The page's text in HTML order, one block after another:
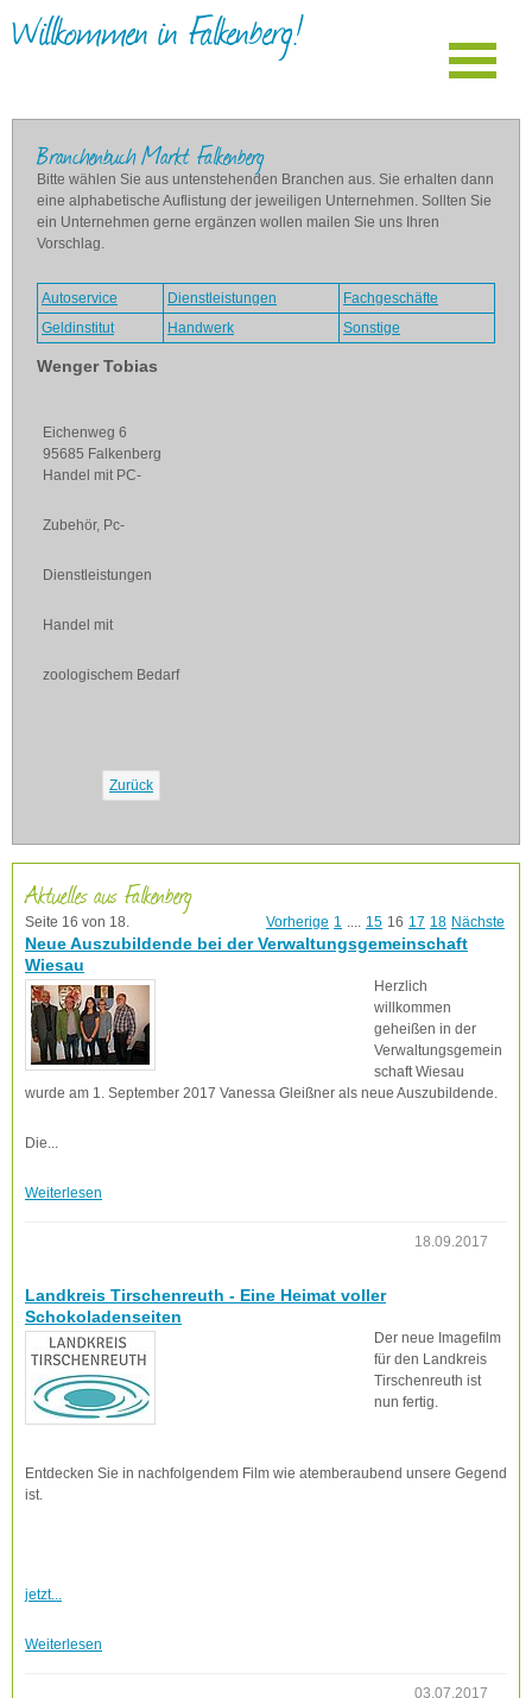
Willkommen in Falkenberg!
Branchenbuch Markt Falkenberg
Bitte wählen Sie aus untenstehenden Branchen aus. Sie erhalten dann
eine alphabetische Auflistung der jeweiligen Unternehmen. Sollten Sie
ein Unternehmen gerne ergänzen wollen mailen Sie uns Ihren
Vorschlag.
Autoservice Dienstleistungen
Fachgeschäfte
Geldinstitut
Handwerk Sonstige
Wenger Tobias
Eichenweg 6
95685 Falkenberg
Handel mit PC-
Zubehör, Pc-
Dienstleistungen
Handel mit
zoologischem Bedarf
Zurück
Aktuelles aus Falkenberg
Seite 16 von 18. Vorherige 1 .... 15 16 17 18 Nächste
Neue Auszubildende bei der Verwaltungsgemeinschaft
Wiesau
Herzlich
willkommen
geheißen in der
Verwaltungsgemein
schaft Wiesau
wurde am 1. September 2017 Vanessa Gleißner als neue Auszubildende.
Die...
Weiterlesen
18.09.2017
Landkreis Tirschenreuth - Eine Heimat voller
Schokoladenseiten
Der neue Imagefilm
für den Landkreis
Tirschenreuth ist
nun fertig.
Entdecken Sie in nachfolgendem Film wie atemberaubend unsere Gegend
ist.
jetzt...
Weiterlesen
03.07.2017